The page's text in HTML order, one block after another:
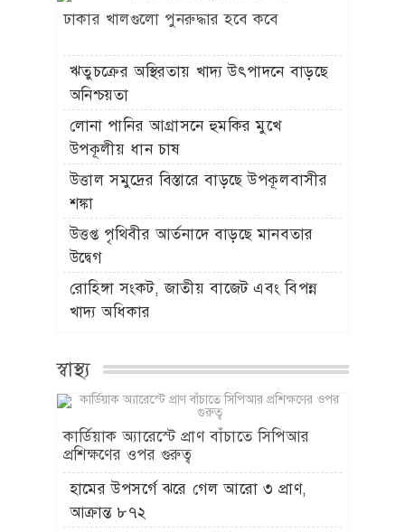
ঢাকার খালগুলো পুনরুদ্ধার হবে কবে
ঋতুচক্রের অস্থিরতায় খাদ্য উৎপাদনে বাড়ছে
অনিশ্চয়তা
লোনা পানির আগ্রাসনে হুমকির মুখে
উপকূলীয় ধান চাষ
উত্তাল সমুদ্রের বিস্তারে বাড়ছে উপকূলবাসীর
শঙ্কা
উত্তপ্ত পৃথিবীর আর্তনাদে বাড়ছে মানবতার
উদ্বেগ
রোহিঙ্গা সংকট, জাতীয় বাজেট এবং বিপন্ন
খাদ্য অধিকার
স্বাস্থ্য
কার্ডিয়াক অ্যারেস্টে প্রাণ বাঁচাতে সিপিআর
প্রশিক্ষণের ওপর গুরুত্ব
হামের উপসর্গে ঝরে গেল আরো ৩ প্রাণ,
আক্রান্ত ৮৭২